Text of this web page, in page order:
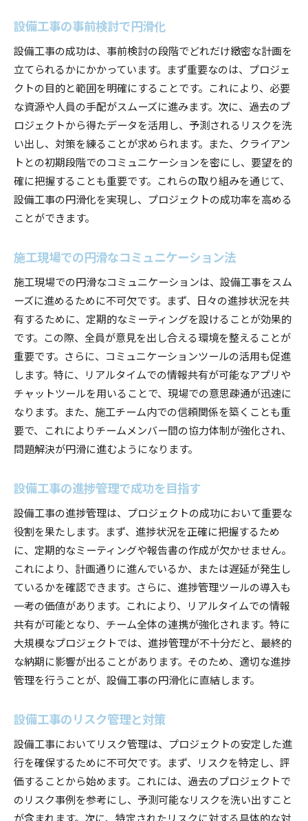
設備工事の事前検討で円滑化
設備工事の成功は、事前検討の段階でどれだけ緻密な計画を
立てられるかにかかっています。まず重要なのは、プロジェ
クトの目的と範囲を明確にすることです。これにより、必要
な資源や人員の手配がスムーズに進みます。次に、過去のプ
ロジェクトから得たデータを活用し、予測されるリスクを洗
い出し、対策を練ることが求められます。また、クライアン
トとの初期段階でのコミュニケーションを密にし、要望を的
確に把握することも重要です。これらの取り組みを通じて、
設備工事の円滑化を実現し、プロジェクトの成功率を高める
ことができます。
施工現場での円滑なコミュニケーション法
施工現場での円滑なコミュニケーションは、設備工事をスム
ーズに進めるために不可欠です。まず、日々の進捗状況を共
有するために、定期的なミーティングを設けることが効果的
です。この際、全員が意見を出し合える環境を整えることが
重要です。さらに、コミュニケーションツールの活用も促進
します。特に、リアルタイムでの情報共有が可能なアプリや
チャットツールを用いることで、現場での意思疎通が迅速に
なります。また、施工チーム内での信頼関係を築くことも重
要で、これによりチームメンバー間の協力体制が強化され、
問題解決が円滑に進むようになります。
設備工事の進捗管理で成功を目指す
設備工事の進捗管理は、プロジェクトの成功において重要な
役割を果たします。まず、進捗状況を正確に把握するため
に、定期的なミーティングや報告書の作成が欠かせません。
これにより、計画通りに進んでいるか、または遅延が発生し
ているかを確認できます。さらに、進捗管理ツールの導入も
一考の価値があります。これにより、リアルタイムでの情報
共有が可能となり、チーム全体の連携が強化されます。特に
大規模なプロジェクトでは、進捗管理が不十分だと、最終的
な納期に影響が出ることがあります。そのため、適切な進捗
管理を行うことが、設備工事の円滑化に直結します。
設備工事のリスク管理と対策
設備工事においてリスク管理は、プロジェクトの安定した進
行を確保するために不可欠です。まず、リスクを特定し、評
価することから始めます。これには、過去のプロジェクトで
のリスク事例を参考にし、予測可能なリスクを洗い出すこと
が含まれます。次に、特定されたリスクに対する具体的な対